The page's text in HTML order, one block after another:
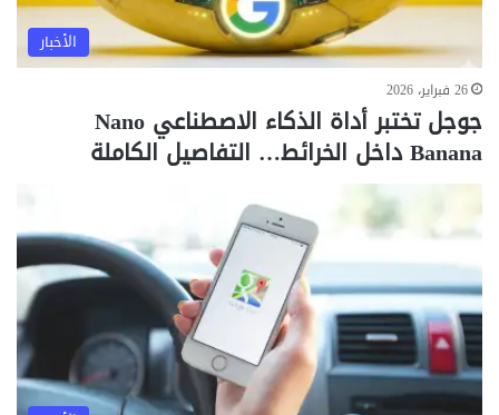
الأخبار
26 فبراير، 2026
جوجل تختبر أداة الذكاء الاصطناعي Nano
Banana داخل الخرائط… التفاصيل الكاملة